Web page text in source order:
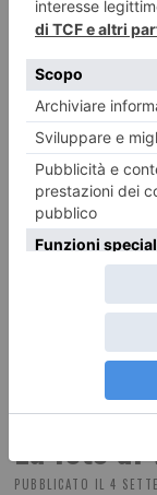
Magnifica Torino
La foto di
PUBBLICATO IL 4